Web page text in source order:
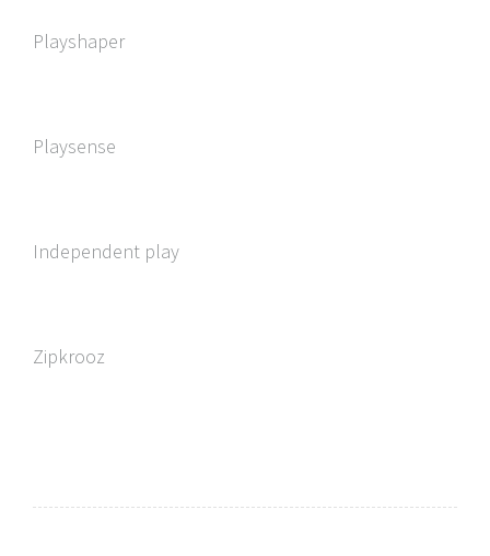
Playshaper
Playsense
Independent play
Zipkrooz